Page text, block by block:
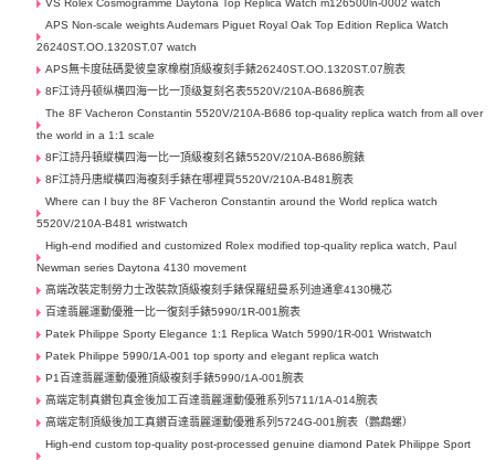
VS Rolex Cosmogramme Daytona Top Replica Watch m126500ln-0002 watch
APS Non-scale weights Audemars Piguet Royal Oak Top Edition Replica Watch
26240ST.OO.1320ST.07 watch
APS無卡度砝碼愛彼皇家橡樹頂級複刻手錶26240ST.OO.1320ST.07腕表
8F江诗丹顿纵横四海一比一顶级复刻名表5520V/210A-B686腕表
The 8F Vacheron Constantin 5520V/210A-B686 top-quality replica watch from all over
the world in a 1:1 scale
8F江詩丹頓縱橫四海一比一頂級複刻名錶5520V/210A-B686腕錶
8F江詩丹唐縱橫四海複刻手錶在哪裡買5520V/210A-B481腕表
Where can I buy the 8F Vacheron Constantin around the World replica watch
5520V/210A-B481 wristwatch
High-end modified and customized Rolex modified top-quality replica watch, Paul
Newman series Daytona 4130 movement
高端改裝定制勞力士​改裝款頂級複刻手錶保羅紐曼系列迪通拿4130機芯
百達翡麗運動優雅一比一復刻手錶5990/1R-001腕表
Patek Philippe Sporty Elegance 1:1 Replica Watch 5990/1R-001 Wristwatch
Patek Philippe 5990/1A-001 top sporty and elegant replica watch
P1百達翡麗運動優雅頂級複刻手錶5990/1A-001腕表
高端定制真鑽包真金後加工百達翡麗運動優雅系列5711/1A-014腕表
高端定制頂級後加工真鑽百達翡麗運動優雅系列5724G-001腕表（鸚鵡螺）
High-end custom top-quality post-processed genuine diamond Patek Philippe Sport